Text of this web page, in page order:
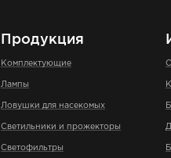
Продукция
Комплектующие
Лампы
Ловушки для насекомых
Светильники и прожекторы
Светофильтры